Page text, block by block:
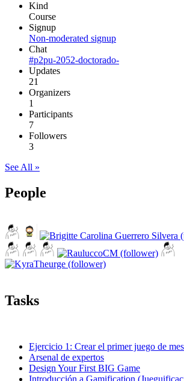
Kind
Course
Signup
Non-moderated signup
Chat
#p2pu-2052-doctorado-
Updates
21
Organizers
1
Participants
7
Followers
3
See All »
People
Tasks
Ejercicio 1: Crear el primer juego de
Arsenal de expertos
Design Your First BIG Game
Introducción a Gamification